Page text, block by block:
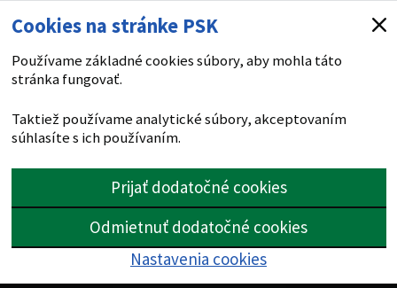
Cookies na stránke PSK
Používame základné cookies súbory, aby mohla táto
stránka fungovať.
Taktiež používame analytické súbory, akceptovaním
súhlasíte s ich používaním.
Prijať dodatočné cookies
Odmietnuť dodatočné cookies
Nastavenia cookies